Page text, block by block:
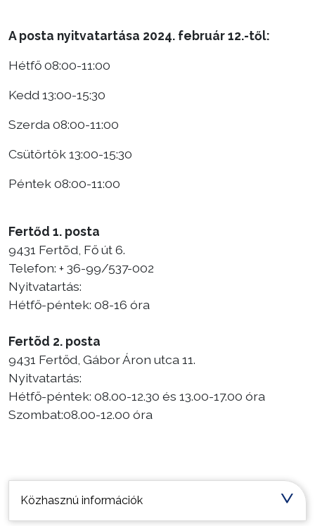
Közhasznú információk
A posta nyitvatartása 2024. február 12.-től:
Hétfő 08:00-11:00
Kedd 13:00-15:30
Szerda 08:00-11:00
Csütörtök 13:00-15:30
Péntek 08:00-11:00
Fertőd 1. posta
9431 Fertõd, Fő út 6.
Telefon: + 36-99/537-002
Nyitvatartás:
Hétfő-péntek: 08-16 óra
Fertõd 2. posta
9431 Fertőd, Gábor Áron utca 11.
Nyitvatartás:
Hétfő-péntek: 08.00-12.30 és 13.00-17.00 óra
Szombat:08.00-12.00 óra